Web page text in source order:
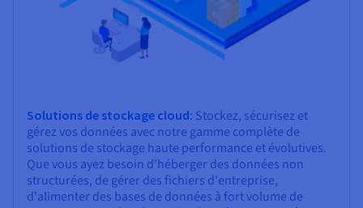
Solutions de stockage cloud: Stockez, sécurisez et
gérez vos données avec notre gamme complète de
solutions de stockage haute performance et évolutives.
Que vous ayez besoin d'héberger des données non
structurées, de gérer des fichiers d'entreprise,
d'alimenter des bases de données à fort volume de